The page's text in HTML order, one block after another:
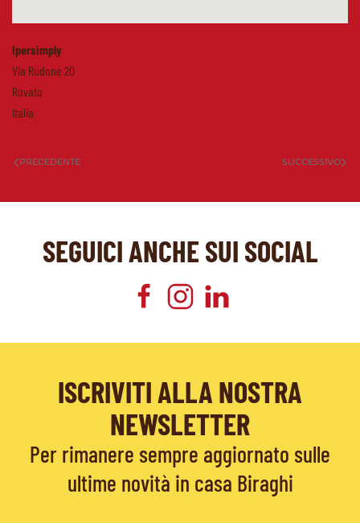
Ipersimply
Via Rudone 20
Rovato
Italia
PRECEDENTE SUCCESSIVO
SEGUICI ANCHE SUI SOCIAL
ISCRIVITI ALLA NOSTRA
NEWSLETTER
Per rimanere sempre aggiornato sulle
ultime novità in casa Biraghi